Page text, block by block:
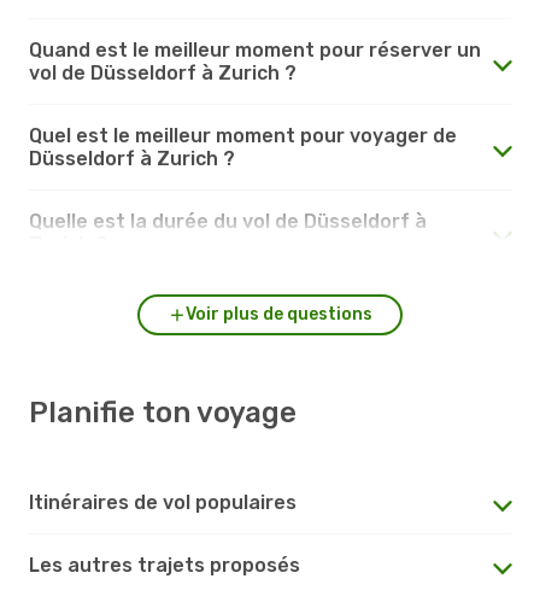
Quand est le meilleur moment pour réserver un
vol de Düsseldorf à Zurich ?
Quel est le meilleur moment pour voyager de
Düsseldorf à Zurich ?
Quelle est la durée du vol de Düsseldorf à
Voir plus de questions
Planifie ton voyage
Itinéraires de vol populaires
Les autres trajets proposés